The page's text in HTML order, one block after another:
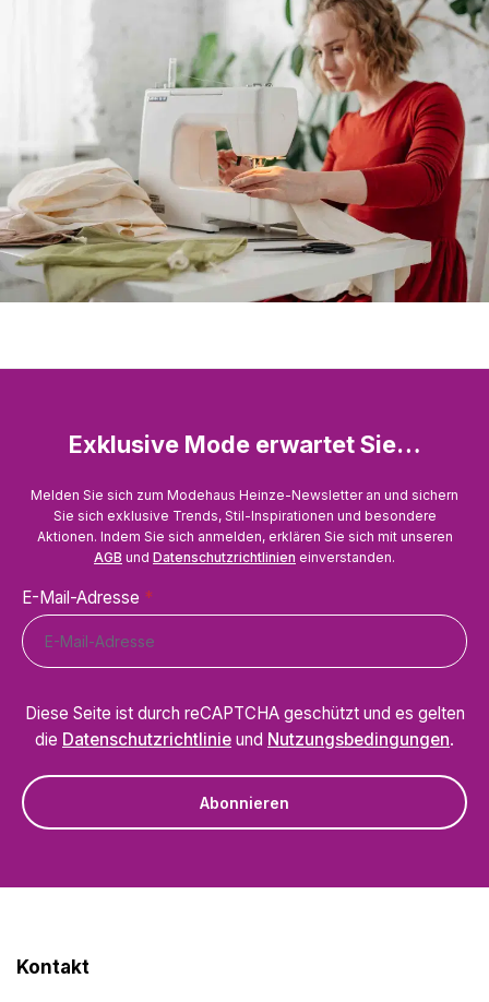
Exklusive Mode erwartet Sie…
Melden Sie sich zum Modehaus Heinze-Newsletter an und sichern
Sie sich exklusive Trends, Stil-Inspirationen und besondere
Aktionen. Indem Sie sich anmelden, erklären Sie sich mit unseren
AGB und Datenschutzrichtlinien einverstanden.
E-Mail-Adresse *
Diese Seite ist durch reCAPTCHA geschützt und es gelten
die Datenschutzrichtlinie und Nutzungsbedingungen.
Abonnieren
Kontakt